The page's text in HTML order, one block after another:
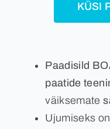
Kontakt
KÜSI
Paadisild
paatide
väiksemate
Ujumiseks